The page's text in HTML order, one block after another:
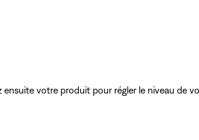
votre produit pour régler le niveau de